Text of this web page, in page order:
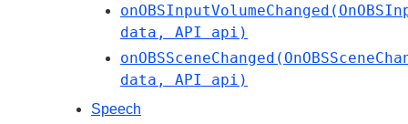
data, API api)
data, API api)
Speech